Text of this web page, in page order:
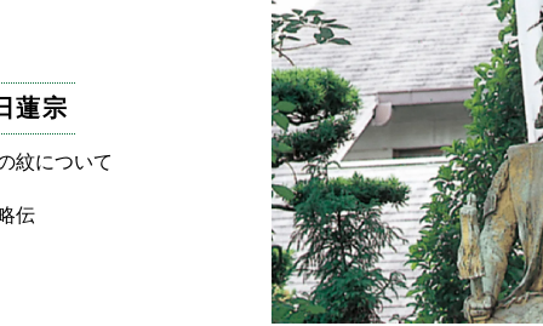
蓮宗
紋について
伝